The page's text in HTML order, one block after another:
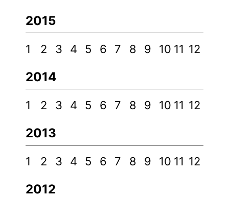
2015
1 2 3 4 5 6 7 8 9 10 11 12
2014
1 2 3 4 5 6 7 8 9 10 11 12
2013
1 2 3 4 5 6 7 8 9 10 11 12
2012